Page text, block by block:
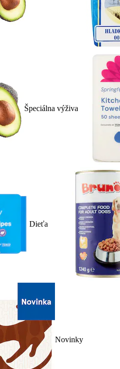
Špeciálna výživa
Dieťa
Novinky